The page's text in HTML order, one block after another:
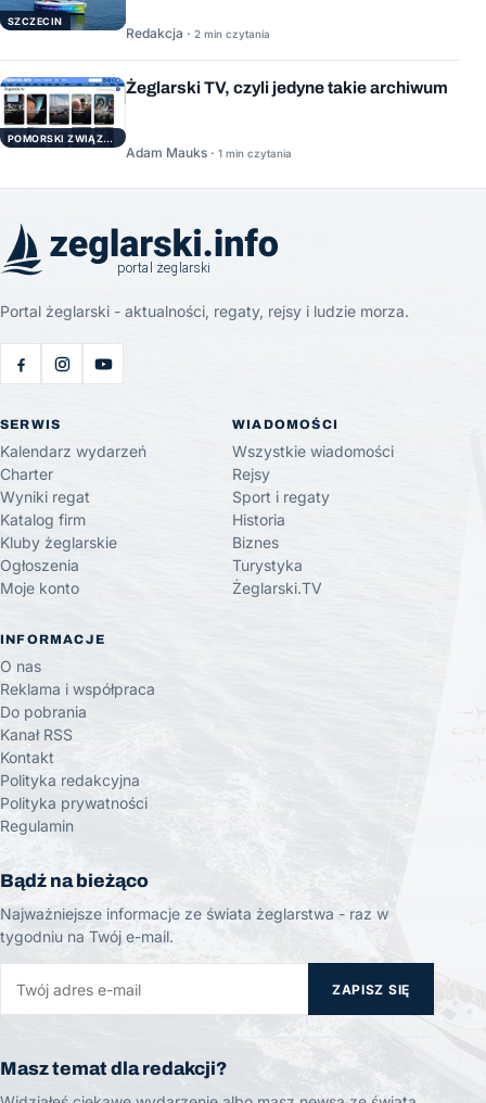
SZCZECIN
Redakcja · 2 min czytania
POMORSKI ZWIĄZEK ŻEGLARSKI
Żeglarski TV, czyli jedyne takie archiwum
Adam Mauks · 1 min czytania
Portal żeglarski - aktualności, regaty, rejsy i ludzie morza.
SERWIS
Kalendarz wydarzeń
Charter
Wyniki regat
Katalog firm
Kluby żeglarskie
Ogłoszenia
Moje konto
WIADOMOŚCI
Wszystkie wiadomości
Rejsy
Sport i regaty
Historia
Biznes
Turystyka
Żeglarski.TV
INFORMACJE
O nas
Reklama i współpraca
Do pobrania
Kanał RSS
Kontakt
Polityka redakcyjna
Polityka prywatności
Regulamin
Bądź na bieżąco
Najważniejsze informacje ze świata żeglarstwa - raz w
tygodniu na Twój e-mail.
ZAPISZ SIĘ
Masz temat dla redakcji?